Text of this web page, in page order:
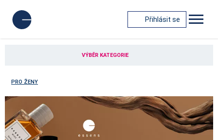
Přihlásit se
VÝBĚR KATEGORIE
PRO ŽENY